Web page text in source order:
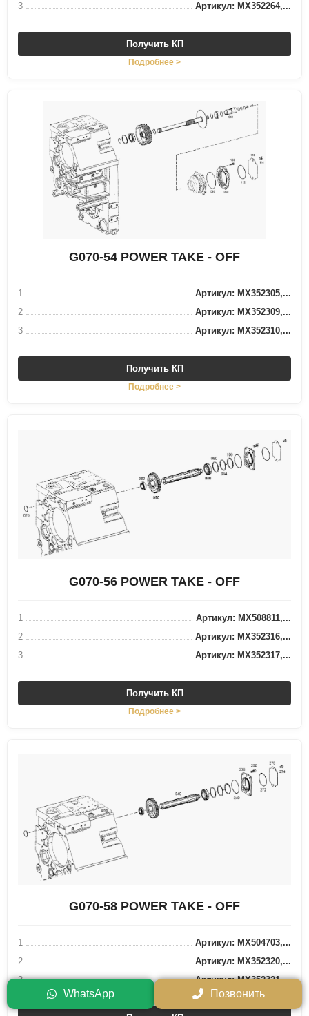
WhatsApp Позвонить
3
Артикул: MX352264,...
Получить КП
Подробнее >
G070-54 POWER TAKE - OFF
1
Артикул: MX352305,...
2
Артикул: MX352309,...
3
Артикул: MX352310,...
Получить КП
Подробнее >
G070-56 POWER TAKE - OFF
1
Артикул: MX508811,...
2
Артикул: MX352316,...
3
Артикул: MX352317,...
Получить КП
Подробнее >
G070-58 POWER TAKE - OFF
1
Артикул: MX504703,...
2
Артикул: MX352320,...
3
Артикул: MX352321,...